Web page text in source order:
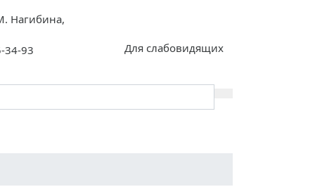
Нагибина,
34-93
Для слабовидящих